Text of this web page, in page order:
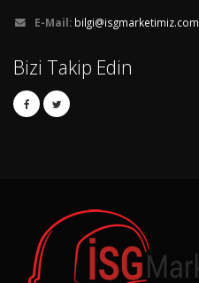
E-Mail: bilgi@isgmarketimiz.com
Bizi Takip Edin